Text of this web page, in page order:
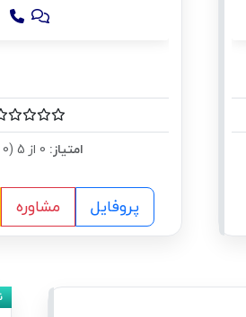
امتیاز:
پروفایل مشاوره